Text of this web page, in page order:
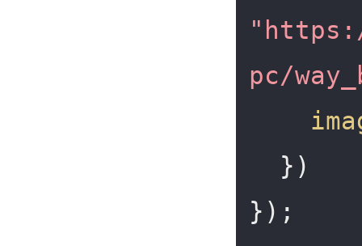
pc/
});